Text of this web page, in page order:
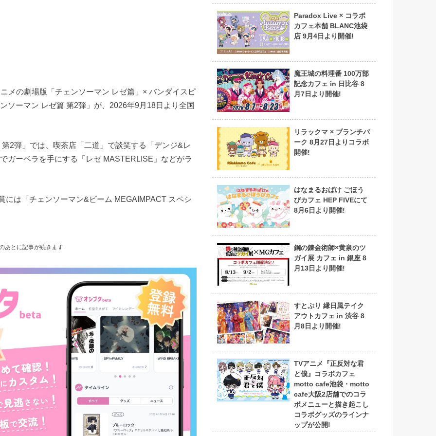
メの劇場版「チェンソーマン レゼ篇」× バンダイスピ
ソーマン レゼ篇 第2弾」が、2026年9月18日より全国
2弾」では、喫茶店「二道」で談笑する「デンジ&レ
ガーベラを手にする「レゼ MASTERLISE」などがラ
には「チェンソーマン&ビーム MEGAIMPACT スペシ
あとに記事が続きます
Paradox Live × コラボ
カフェ本舗 BLANC池袋
店 9月4日より開催!
魔王城の料理番 100万部
記念カフェ in 日比谷 8
月7日より開催!
リラックマ × ブランチパ
ーク 8月27日よりコラボ
開催!
はなまるおばけ ごほう
びカフェ HEP FIVEにて
8月6日より開催!
鋼の錬金術師×黄泉のツ
ガイ展 カフェ in 銀座 8
月13日より開催!
すとぷり 縁日風テイク
アウトカフェ in 渋谷 8
月8日より開催!
TVアニメ『正反対な君
と僕』コラボカフェ
motto cafe池袋・motto
cafe大阪2店舗でのコラ
ボメニューと描き起こし
コラボグッズのラインナ
ップが公開!